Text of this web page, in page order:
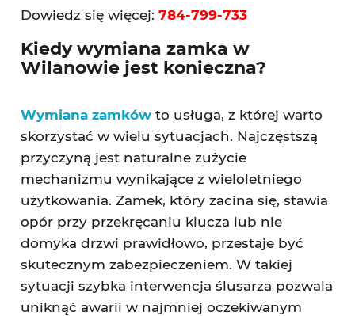
Dowiedz się więcej: 784-799-733
Kiedy wymiana zamka w
Wilanowie jest konieczna?
Wymiana zamkówto usługa, z której warto
skorzystać w wielu sytuacjach. Najczęstszą
przyczyną jest naturalne zużycie
mechanizmu wynikające z wieloletniego
użytkowania. Zamek, który zacina się, stawia
opór przy przekręcaniu klucza lub nie
domyka drzwi prawidłowo, przestaje być
skutecznym zabezpieczeniem. W takiej
sytuacji szybka interwencja ślusarza pozwala
uniknąć awarii w najmniej oczekiwanym